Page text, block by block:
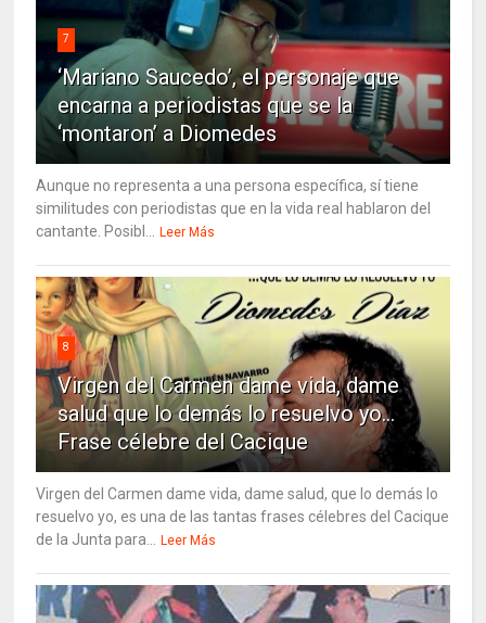
7
‘Mariano Saucedo’, el personaje que
encarna a periodistas que se la
‘montaron’ a Diomedes
Aunque no representa a una persona específica, sí tiene
similitudes con periodistas que en la vida real hablaron del
cantante. Posibl...
Leer Más
8
Virgen del Carmen dame vida, dame
salud que lo demás lo resuelvo yo…
Frase célebre del Cacique
Virgen del Carmen dame vida, dame salud, que lo demás lo
resuelvo yo, es una de las tantas frases célebres del Cacique
de la Junta para...
Leer Más